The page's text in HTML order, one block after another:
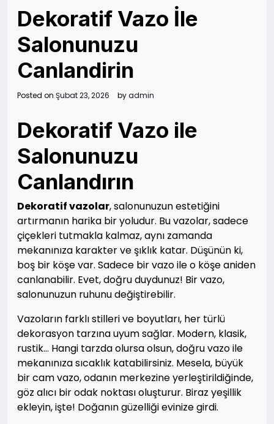
Dekoratif Vazo İle
Salonunuzu
Canlandirin
Posted on Şubat 23, 2026 byadmin
Dekoratif Vazo ile
Salonunuzu
Canlandırın
Dekoratif vazolar, salonunuzun estetiğini
artırmanın harika bir yoludur. Bu vazolar, sadece
çiçekleri tutmakla kalmaz, aynı zamanda
mekanınıza karakter ve şıklık katar. Düşünün ki,
boş bir köşe var. Sadece bir vazo ile o köşe aniden
canlanabilir. Evet, doğru duydunuz! Bir vazo,
salonunuzun ruhunu değiştirebilir.
Vazoların farklı stilleri ve boyutları, her türlü
dekorasyon tarzına uyum sağlar. Modern, klasik,
rustik… Hangi tarzda olursa olsun, doğru vazo ile
mekanınıza sıcaklık katabilirsiniz. Mesela, büyük
bir cam vazo, odanın merkezine yerleştirildiğinde,
göz alıcı bir odak noktası oluşturur. Biraz yeşillik
ekleyin, işte! Doğanın güzelliği evinize girdi.